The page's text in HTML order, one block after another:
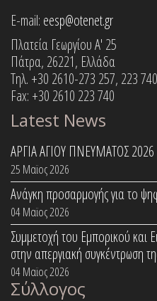
E-mail: eesp@otenet.gr
Πλατεία Γεωργίου Α' 25
Πάτρα, 26221, Ελλάδα
Τηλ. +30 2610-273 257, 223 740
Fax: +30 2610 223 740
Latest News
ΑΡΓΙΑ ΑΓΙΟΥ ΠΝΕΥΜΑΤΟΣ 2026
25 Μαϊος 2026
Ανάγκη προσαρμογής για το
04 Μαϊος 2026
Συμμετοχή του Εμπορικού και
στην απεργιακή συγκέντρωση
04 Μαϊος 2026
Σύλλογος